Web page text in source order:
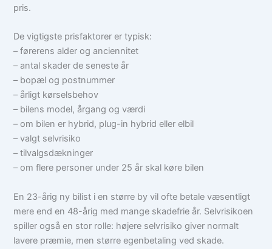
pris.
De vigtigste prisfaktorer er typisk:
– førerens alder og anciennitet
– antal skader de seneste år
– bopæl og postnummer
– årligt kørselsbehov
– bilens model, årgang og værdi
– om bilen er hybrid, plug-in hybrid eller elbil
– valgt selvrisiko
– tilvalgsdækninger
– om flere personer under 25 år skal køre bilen
En 23-årig ny bilist i en større by vil ofte betale væsentligt
mere end en 48-årig med mange skadefrie år. Selvrisikoen
spiller også en stor rolle: højere selvrisiko giver normalt
lavere præmie, men større egenbetaling ved skade.